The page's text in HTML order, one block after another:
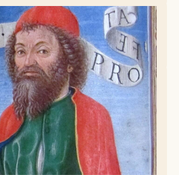
Martino da Modena, Graduale XIII, ca. 1480-
CC BY-SA 3.0, via Wikimedia Commons
een groepsapp. Iemand maakt een
grens gaat. Het wordt stil – een
niemand het opneemt voor degene om
Jij voelt iets knagen. Een zin vormt
“Zullen we dit niet doen?” Je duim
en dan komt de twijfel.
Wil ik degene zijn die “de sfeer